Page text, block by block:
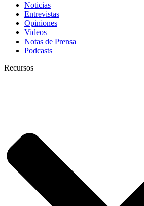
Noticias
Entrevistas
Opiniones
Videos
Notas de Prensa
Podcasts
Recursos